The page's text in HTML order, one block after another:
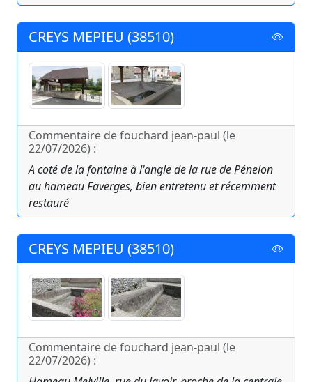
CREYS MEPIEU (38510)
Commentaire de fouchard jean-paul (le
22/07/2026) :
A coté de la fontaine à l'angle de la rue de Pénelon
au hameau Faverges, bien entretenu et récemment
restauré
CREYS MEPIEU (38510)
Commentaire de fouchard jean-paul (le
22/07/2026) :